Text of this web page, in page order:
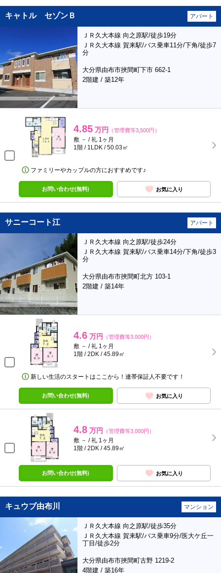
キャトル セゾンＢ アパート
ＪＲ久大本線 向之原駅/徒歩19分
ＪＲ久大本線 賀来駅/バス乗車11分/下角/徒歩7
分
大分県由布市挾間町下市 662-1
2階建 / 築12年
4.85 万円 （管理費等3,500円）
敷 － / 礼 1ヶ月
1階 / 1LDK / 50.03㎡
ファミリーやカップルの方におすすめです♪
お問い合わせ(無料) お気に入り
サニーコート江 アパート
ＪＲ久大本線 向之原駅/徒歩24分
ＪＲ久大本線 賀来駅/バス乗車14分/下角/徒歩3
分
大分県由布市挾間町北方 103-1
2階建 / 築14年
4.6 万円 （管理費等3,000円）
敷 － / 礼 1ヶ月
1階 / 2DK / 45.89㎡
新しい生活のスタートはここから！連帯保証人不要です！
お問い合わせ(無料) お気に入り
4.8 万円 （管理費等3,000円）
敷 － / 礼 1ヶ月
1階 / 2DK / 45.89㎡
お問い合わせ(無料) お気に入り
キュウブ由布川 マンション
ＪＲ久大本線 向之原駅/徒歩35分
ＪＲ久大本線 賀来駅/バス乗車9分/医大ケ丘一
丁目/徒歩2分
大分県由布市挾間町古野 1219-2
4階建 / 築16年